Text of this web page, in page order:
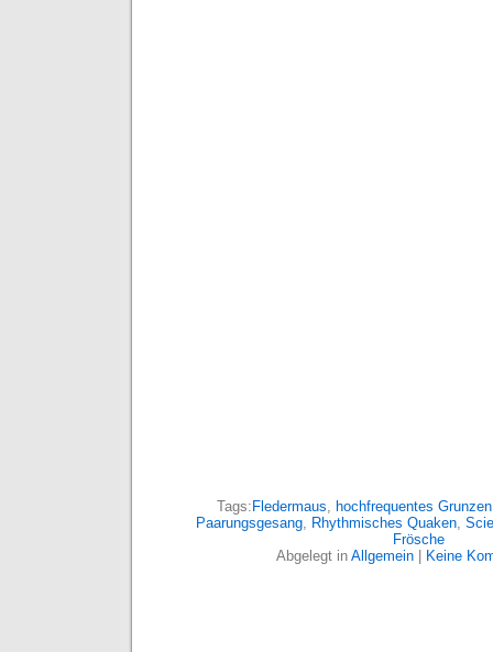
Tags: Fledermaus, hochfrequentes Grunzen
Paarungsgesang, Rhythmisches Quaken,
Frösche
Abgelegt in Allgemein Keine